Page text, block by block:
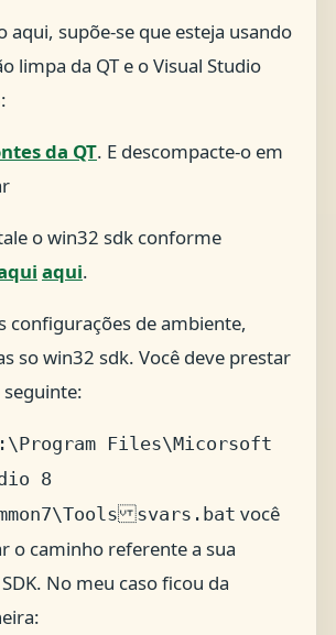
aqui, supõe-se que esteja usando
limpa da QT e o Visual Studio
da QT. E descompacte-o em
o win32 sdk conforme
aqui.
configurações de ambiente,
so win32 sdk. Você deve prestar
Files\Micorsoft
8
svars.bat você
o caminho referente a sua
No meu caso ficou da